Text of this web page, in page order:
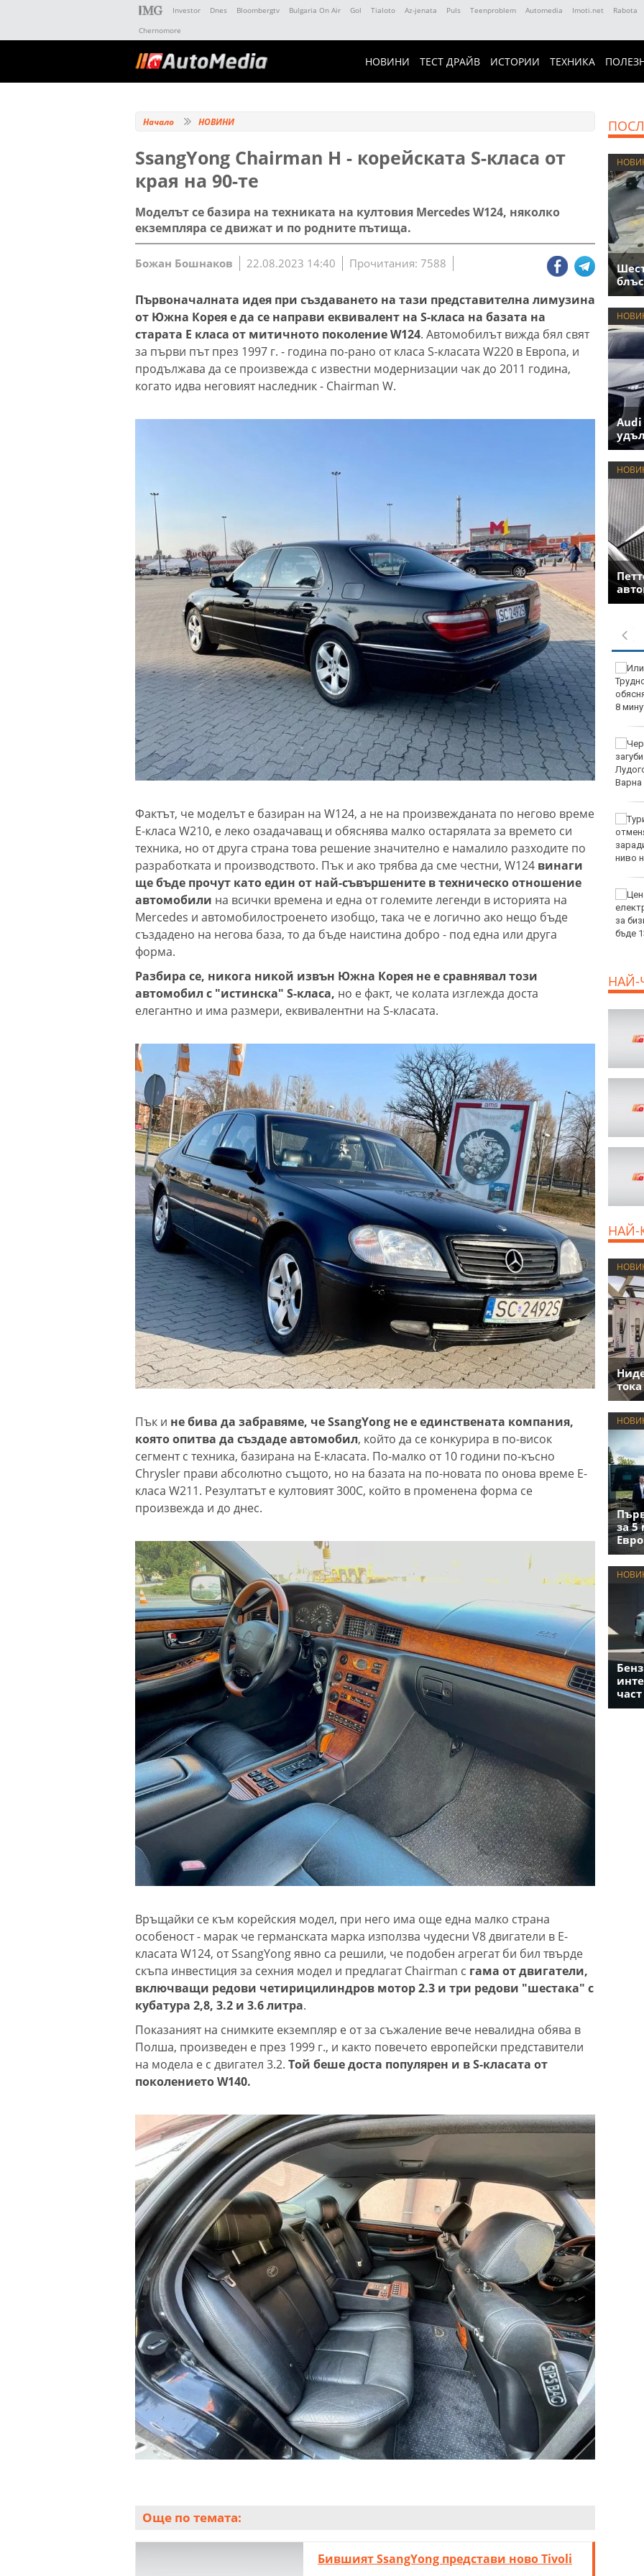
Investor Dnes Bloombergtv Bulgaria On Air Gol Tialoto Az-jenata Puls Teenproblem Automedia Imoti.net Rabota
Chernomore
НОВИНИ ТЕСТ ДРАЙВ ИСТОРИИ ТЕХНИКА
Начало НОВИНИ
SsangYong Chairman H - корейската S-класа от
края на 90-те
Моделът се базира на техниката на култовия Mercedes W124, няколко
екземпляра се движат и по родните пътища.
Божан Бошнаков 22.08.2023 14:40 Прочитания: 7588
Първоначалната идея при създаването на тази представителна лимузина
от Южна Корея е да се направи еквивалент на S-класа на базата на
старата Е класа от митичното поколение W124. Автомобилът вижда бял свят
за първи път през 1997 г. - година по-рано от класа S-класата W220 в Европа, и
продължава да се произвежда с известни модернизации чак до 2011 година,
когато идва неговият наследник - Chairman W.
Фактът, че моделът е базиран на W124, а не на произвежданата по негово време
Е-класа W210, е леко озадачаващ и обяснява малко остарялата за времето си
техника, но от друга страна това решение значително е намалило разходите по
разработката и производството. Пък и ако трябва да сме честни, W124 винаги
ще бъде прочут като един от най-съвършените в техническо отношение
автомобили на всички времена и една от големите легенди в историята на
Mercedes и автомобилостроенето изобщо, така че е логично ако нещо бъде
създадено на негова база, то да бъде наистина добро - под една или друга
форма.
Разбира се, никога никой извън Южна Корея не е сравнявал този
автомобил с "истинска" S-класа, но е факт, че колата изглежда доста
елегантно и има размери, еквивалентни на S-класата.
Пък и не бива да забравяме, че SsangYong не е единствената компания,
която опитва да създаде автомобил, който да се конкурира в по-висок
сегмент с техника, базирана на E-класата. По-малко от 10 години по-късно
Chrysler прави абсолютно същото, но на базата на по-новата по онова време Е-
класа W211. Резултатът е култовият 300C, който в променена форма се
произвежда и до днес.
Връщайки се към корейския модел, при него има още една малко страна
особеност - марак че германската марка използва чудесни V8 двигатели в E-
класата W124, от SsangYong явно са решили, че подобен агрегат би бил твърде
скъпа инвестиция за сехния модел и предлагат Chairman с гама от двигатели,
включващи редови четирицилиндров мотор 2.3 и три редови "шестака" с
кубатура 2,8, 3.2 и 3.6 литра.
Показаният на снимките екземпляр е от за съжаление вече невалидна обява в
Полша, произведен е през 1999 г., и както повечето европейски представители
на модела е с двигател 3.2. Той беше доста популярен и в S-класата от
поколението W140.
Още по темата:
Бившият SsangYong представи ново Tivoli
Audi
НАЙ-
НАЙ-
за 5
част